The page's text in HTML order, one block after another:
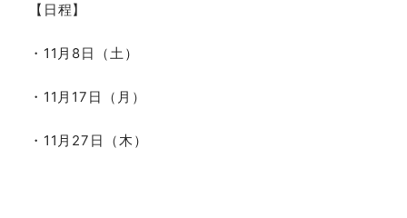
【日程】
・11月8日（土）
・11月17日（月）
・11月27日（木）